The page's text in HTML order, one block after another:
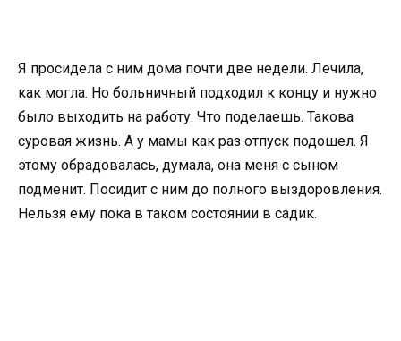
Я просидела с ним дома почти две недели. Лечила,
как могла. Но больничный подходил к концу и нужно
было выходить на работу. Что поделаешь. Такова
суровая жизнь. А у мамы как раз отпуск подошел. Я
этому обрадовалась, думала, она меня с сыном
подменит. Посидит с ним до полного выздоровления.
Нельзя ему пока в таком состоянии в садик.